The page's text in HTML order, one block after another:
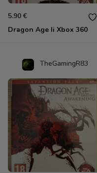
5.90 €
Dragon Age Ii Xbox 360
TheGamingR83